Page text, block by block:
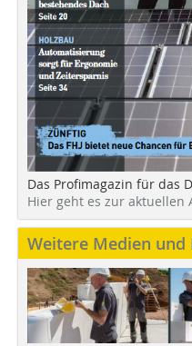
Das Profimagazin für das
Hier geht es zur aktuellen
Weitere Medien und